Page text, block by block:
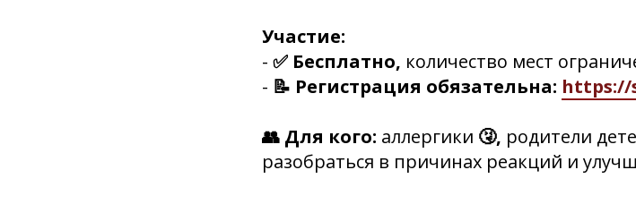
Участие:
- ✅ Бесплатно, количество мест
- 📝 Регистрация обязательна: https://
👥 Для кого: аллергики 🤧, родители
разобраться в причинах реакций и